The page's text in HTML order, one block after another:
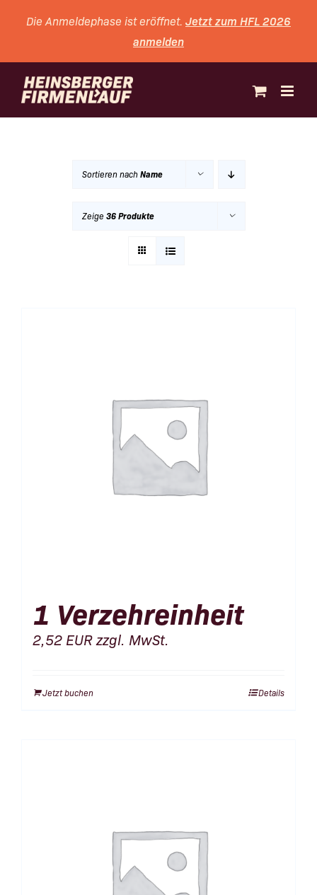
InhaltDie Anmeldephase ist eröffnet. Jetzt zum HFL 2026
anmelden
Sortieren nachName
Zeige 36 Produkte
1 Verzehreinheit
2,52 EURzzgl. MwSt.
Jetzt buchen Details